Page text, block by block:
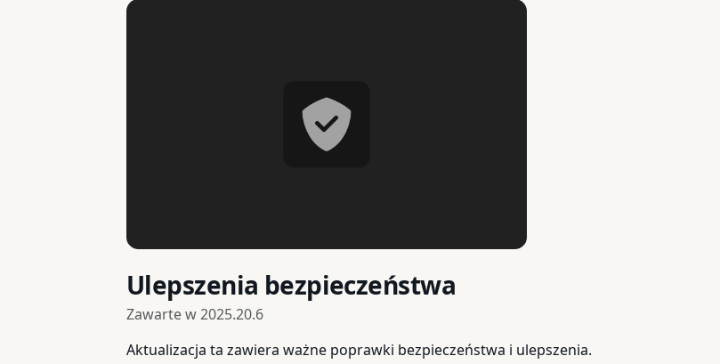
Ulepszenia bezpieczeństwa
Zawarte w2025.20.6
Aktualizacja ta zawiera ważne poprawki bezpieczeństwa i ulepszenia.